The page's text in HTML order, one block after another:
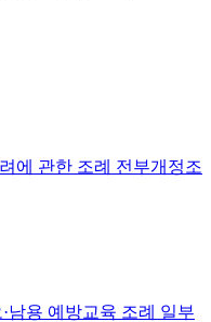
에 관한 조례 전부개정조
남용 예방교육 조례 일부